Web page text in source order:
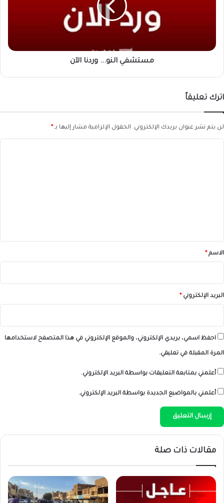
مستشفي النو... وردنا الآن
اترك تعليقاً
لن يتم نشر عنوان بريدك الإلكتروني. الحقول الإلزامية مشار إليها بـ*
*الاسم*
البريد الإلكتروني*
احفظ اسمي، بريدي الإلكتروني، والموقع الإلكتروني في هذا المتصفح لاستخدامها
المرة المقبلة في تعليقي.
أعلمني بمتابعة التعليقات بواسطة البريد الإلكتروني.
أعلمني بالمواضيع الجديدة بواسطة البريد الإلكتروني.
مقالات ذات صلة